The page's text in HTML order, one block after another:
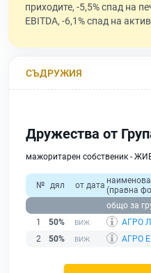
приходите, -5,5% спад на
EBITDA, -6,1% спад на
СЪДРУЖИЯ
Дружества от
мажоритарен собственик -
№ дял от дата (правна
общо за
1
50% АГРО
2
50% АГРО